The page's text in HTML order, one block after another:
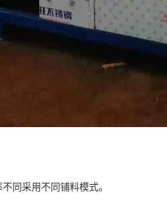
同采用不同铺料模式。